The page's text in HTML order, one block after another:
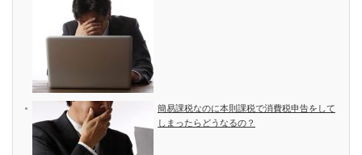
簡易課税なのに本則課税で消費税申告をして
しまったらどうなるの？